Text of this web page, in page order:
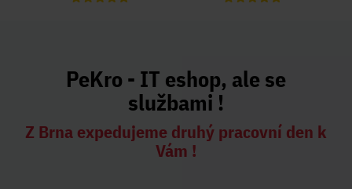
PeKro - IT eshop, ale se
službami !
Z Brna expedujeme druhý pracovní den k
Vám !